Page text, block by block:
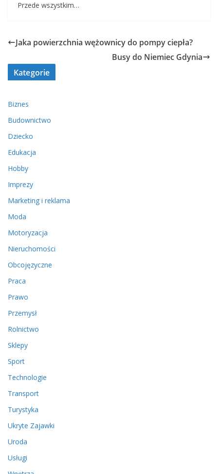
Przede wszystkim…
Jaka powierzchnia wężownicy do pompy ciepła?
Busy do Niemiec Gdynia
Kategorie
Biznes
Budownictwo
Dziecko
Edukacja
Hobby
Imprezy
Marketing i reklama
Moda
Motoryzacja
Nieruchomości
Obcojęzyczne
Praca
Prawo
Przemysł
Rolnictwo
Sklepy
Sport
Technologie
Transport
Turystyka
Ukryte Zajawki
Uroda
Usługi